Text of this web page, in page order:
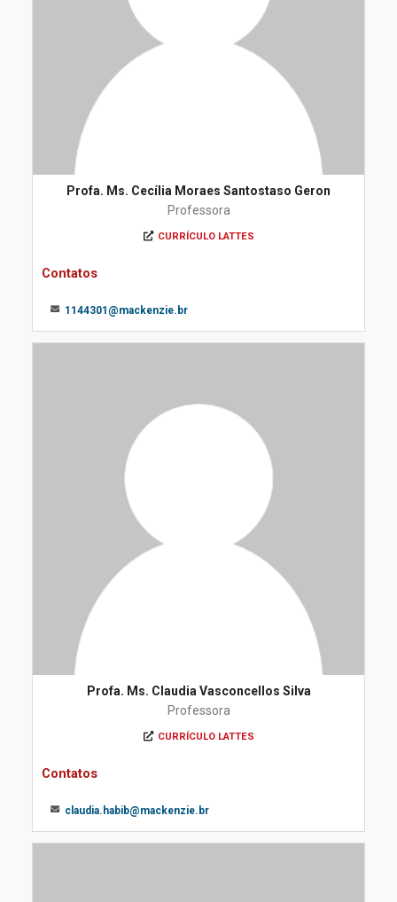
Profa. Ms. Cecília Moraes Santostaso Geron
Professora
CURRÍCULO LATTES
Contatos
1144301@mackenzie.br
Profa. Ms. Claudia Vasconcellos Silva
Professora
CURRÍCULO LATTES
Contatos
claudia.habib@mackenzie.br